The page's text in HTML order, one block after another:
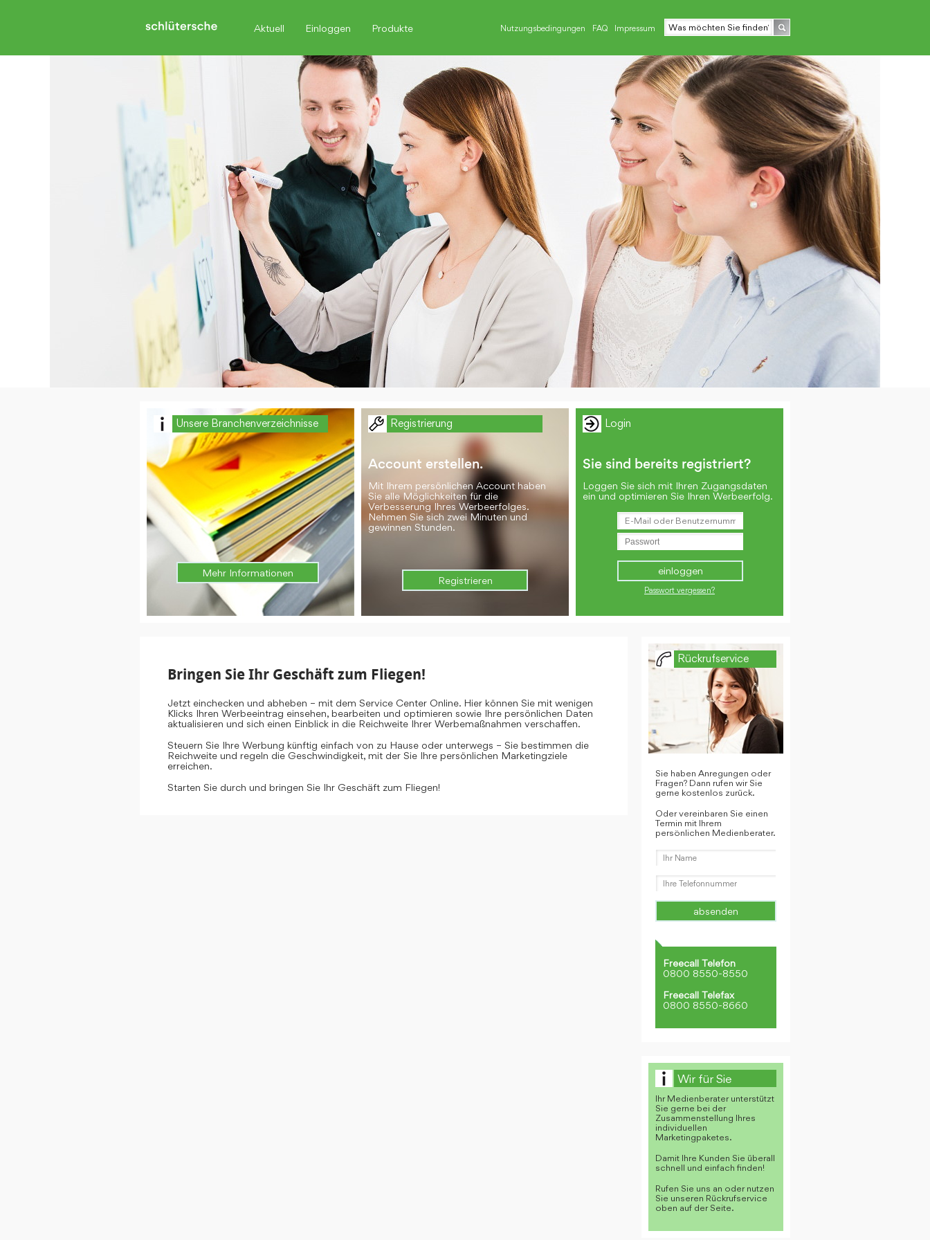
Aktuell Einloggen Produkte Nutzungsbedingungen FAQ Impressum
Unsere Branchenverzeichnisse
Mehr Informationen
Registrierung
Account erstellen.
Mit Ihrem persönlichen Account haben
Sie alle Möglichkeiten für die
Verbesserung Ihres Werbeerfolges.
Nehmen Sie sich zwei Minuten und
gewinnen Stunden.
Registrieren
Login
Sie sind bereits registriert?
Loggen Sie sich mit Ihren Zugangsdaten
ein und optimieren Sie Ihren Werbeerfolg.
Passwort vergessen?
Bringen Sie Ihr Geschäft zum Fliegen!
Jetzt einchecken und abheben – mit dem Service Center Online. Hier können Sie mit wenigen
Klicks Ihren Werbeeintrag einsehen, bearbeiten und optimieren sowie Ihre persönlichen Daten
aktualisieren und sich einen Einblick in die Reichweite Ihrer Werbemaßnahmen verschaffen.
Steuern Sie Ihre Werbung künftig einfach von zu Hause oder unterwegs – Sie bestimmen die
Reichweite und regeln die Geschwindigkeit, mit der Sie Ihre persönlichen Marketingziele
erreichen.
Starten Sie durch und bringen Sie Ihr Geschäft zum Fliegen!
Rückrufservice
Sie haben Anregungen oder
Fragen? Dann rufen wir Sie
gerne kostenlos zurück.
Oder vereinbaren Sie einen
Termin mit Ihrem
persönlichen Medienberater.
Freecall Telefon
0800 8550-8550
Freecall Telefax
0800 8550-8660
Wir für Sie
Ihr Medienberater unterstützt
Sie gerne bei der
Zusammenstellung Ihres
individuellen
Marketingpaketes.
Damit Ihre Kunden Sie überall
schnell und einfach finden!
Rufen Sie uns an oder nutzen
Sie unseren Rückrufservice
oben auf der Seite.